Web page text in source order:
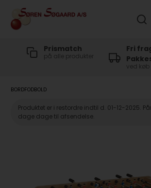
Prismatch
på alle produkter
Fri
ved køb
BORDFODBOLD
Produktet er i restordre indtil d. 01-12-2025.
dage dage til afsendelse.